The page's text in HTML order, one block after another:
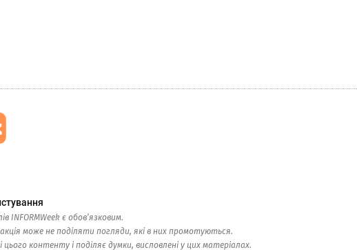
INFORMWeek є обов’язковим.
може не поділяти погляди, які в них промотуються.
контенту і поділяє думки, висловлені у цих матеріалах.